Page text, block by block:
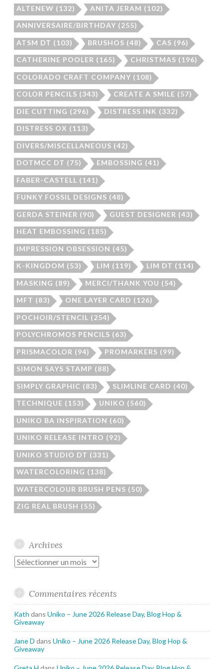
ALTENEW (132) ANITA JERAM (102)
ANNIVERSAIRE/BIRTHDAY (255)
ATSM DT (103) BRUSHOS (48) CAS (96)
CATHERINE POOLER (165) CHRISTMAS (196)
COLORADO CRAFT COMPANY (108)
COLOR PENCILS (343) CREATE A SMILE (57)
DIE CUTTING (296) DISTRESS INK (332)
DISTRESS OX (113)
DIVERS/MISCELLANEOUS (42)
DOTMCC DT (75) EMBOSSING (41)
FABER-CASTELL (141)
FUNKY FOSSIL DESIGNS (48)
GERDA STEINER (90) GUEST DESIGNER (43)
HEAT EMBOSSING (185)
IMPRESSION OBSESSION (45)
K-KINGDOM (53) LIM (119) LIM DT (114)
MASKING (89) MERCI/THANK YOU (54)
MFT (83) ONE LAYER CARD (126)
POCHOIR/STENCIL (254)
POLYCHROMOS PENCILS (63)
PRISMACOLOR (94) PROMARKERS (99)
SIMON SAYS STAMP (88)
SIMPLY GRAPHIC (83) SLIMLINE CARD (40)
TECHNIQUE (153) UNIKO (560)
UNIKO BA INSPIRATION (60)
UNIKO RELEASE INTRO (92)
UNIKO STUDIO DT (331)
WATERCOLORING (138)
WATERCOLOUR BRUSH PENS (50)
ZIG REAL BRUSH (55)
Archives
Archives
Commentaires récents
Kath dans Uniko – June 2026 Release Day, Blog Hop &
Giveaway
Jane D dans Uniko – June 2026 Release Day, Blog Hop &
Giveaway